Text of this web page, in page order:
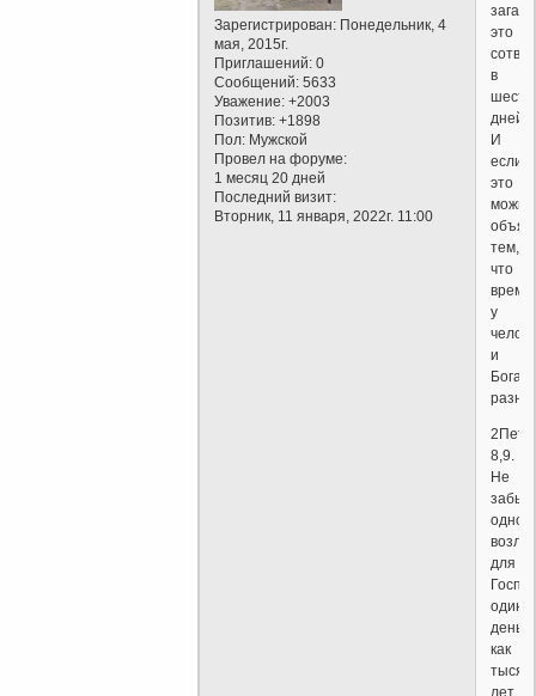
Зарегистрирован: Понедельник, 4
мая, 2015г.
Приглашений: 0
Сообщений: 5633
Уважение: +2003
Позитив: +1898
Пол: Мужской
Провел на форуме:
1 месяц 20 дней
Последний визит:
Вторник, 11 января, 2022г. 11:00
это
в
шесть
дней.
И
если
это
можно
тем,
что
время
у
и
Бога
8,9.
Не
для
один
день
как
лет,